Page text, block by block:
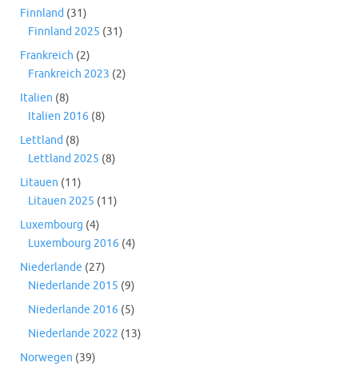
Finnland (31)
Finnland 2025 (31)
Frankreich (2)
Frankreich 2023 (2)
Italien (8)
Italien 2016 (8)
Lettland (8)
Lettland 2025 (8)
Litauen (11)
Litauen 2025 (11)
Luxembourg (4)
Luxembourg 2016 (4)
Niederlande (27)
Niederlande 2015 (9)
Niederlande 2016 (5)
Niederlande 2022 (13)
Norwegen (39)